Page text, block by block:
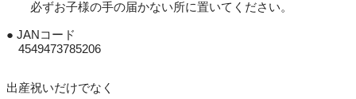
必ずお子様の手の届かない所に置いてください。
● JANコード
4549473785206
出産祝いだけでなく